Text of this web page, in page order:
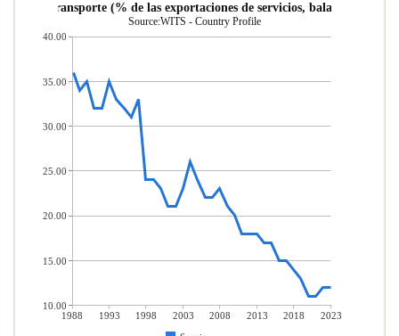
de transporte (% de las exportaciones de servicios, balanza de
Source:WITS - Country Profile
1988 1993 1998 2003 2008 2013 2018
2023
40.00
35.00
30.00
25.00
20.00
15.00
10.00